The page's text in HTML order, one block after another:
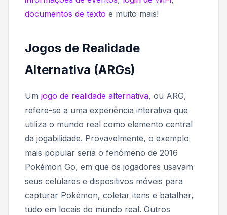
documentos de texto e muito mais!
Jogos de Realidade
Alternativa (ARGs)
Um jogo de realidade alternativa, ou ARG,
refere-se a uma experiência interativa que
utiliza o mundo real como elemento central
da jogabilidade. Provavelmente, o exemplo
mais popular seria o fenômeno de 2016
Pokémon Go, em que os jogadores usavam
seus celulares e dispositivos móveis para
capturar Pokémon, coletar itens e batalhar,
tudo em locais do mundo real. Outros